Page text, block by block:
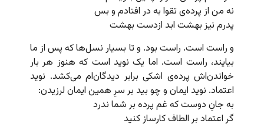
نه من از پرده‌ی تقوا به در افتادم و بس
پدرم نیز بهشت ابد ازدست بهشت
و راست است. راست بود. و تا بسیار نسل‌ها که پس از ما
بیایند، راست است. اما یک نوید است که هنوز هر بار
خواندن‌اش پرده‌ی اشکی برابر دیدگان‌ام می‌کشد. نوید
اعتماد. نوید ایمان و چو بید بر سرِ همین ایمان لرزیدن:
به جانِ دوست که غم پرده بر شما ندرد
گر اعتماد بر الطاف کارساز کنید